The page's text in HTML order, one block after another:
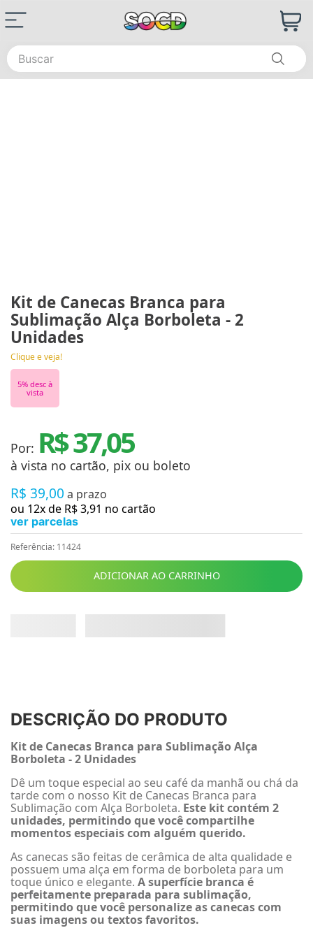
Buscar
Kit de Canecas Branca para
Sublimação Alça Borboleta - 2
Unidades
Clique e veja!
5% desc à
vista
Por: R$ 37,05
à vista no cartão, pix ou boleto
R$ 39,00 a prazo
ou 12x de R$3,91 no cartão
ver parcelas
Referência: 11424
ADICIONAR AO CARRINHO
DESCRIÇÃO DO PRODUTO
Kit de Canecas Branca para Sublimação Alça
Borboleta - 2 Unidades
Dê um toque especial ao seu café da manhã ou chá da
tarde com o nosso Kit de Canecas Branca para
Sublimação com Alça Borboleta. Este kit contém 2
unidades, permitindo que você compartilhe
momentos especiais com alguém querido.
As canecas são feitas de cerâmica de alta qualidade e
possuem uma alça em forma de borboleta para um
toque único e elegante. A superfície branca é
perfeitamente preparada para sublimação,
permitindo que você personalize as canecas com
suas imagens ou textos favoritos.